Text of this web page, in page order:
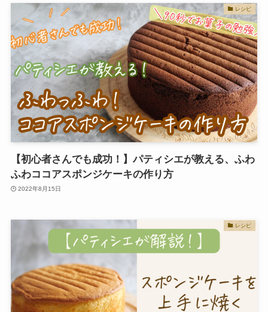
レシピ
【初心者さんでも成功！】パティシエが教える、ふわ
ふわココアスポンジケーキの作り方
2022年8月15日
レシピ